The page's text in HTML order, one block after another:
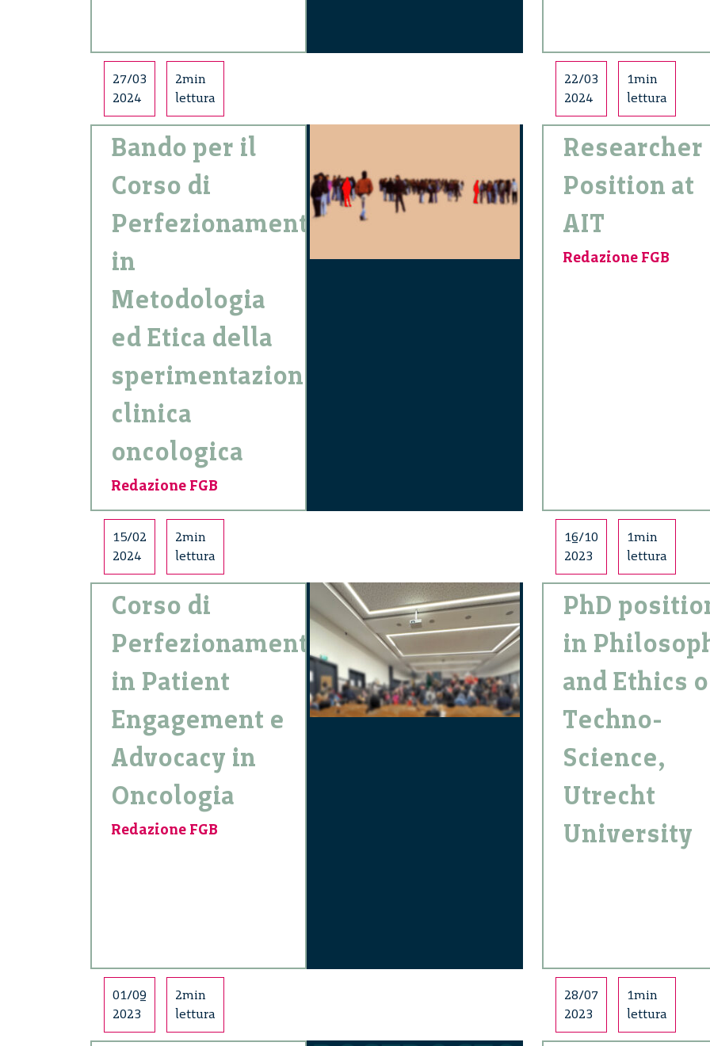
27/03
2024
2min
lettura
Bando per il
Corso di
Perfezionamento
in
Metodologia
ed Etica della
sperimentazione
clinica
oncologica
Redazione FGB
22/03
2024
1min
lettura
Researcher
Position at
AIT
Redazione FGB
15/02
2024
2min
lettura
Corso di
Perfezionamento
in Patient
Engagement e
Advocacy in
Oncologia
Redazione FGB
16/10
2023
1min
lettura
PhD
in
and Ethics
Techno-
Science,
Utrecht
University
01/09
2023
2min
lettura
28/07
2023
1min
lettura